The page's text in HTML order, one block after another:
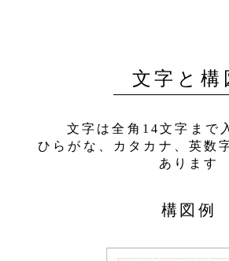
文字と構
文字は全角14文字まで
ひらがな、カタカナ、英数
あります
構図例